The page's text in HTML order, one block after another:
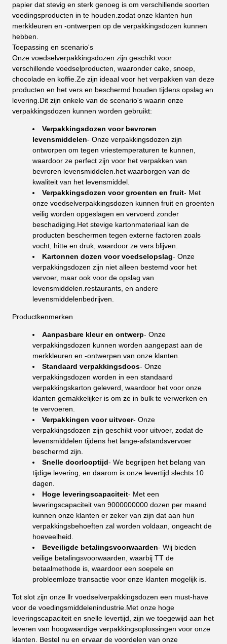
papier dat stevig en sterk genoeg is om verschillende soorten
voedingsproducten in te houden.zodat onze klanten hun
merkkleuren en -ontwerpen op de verpakkingsdozen kunnen
hebben.
Toepassing en scenario's
Onze voedselverpakkingsdozen zijn geschikt voor
verschillende voedselproducten, waaronder cake, snoep,
chocolade en koffie.Ze zijn ideaal voor het verpakken van deze
producten en het vers en beschermd houden tijdens opslag en
levering.Dit zijn enkele van de scenario's waarin onze
verpakkingsdozen kunnen worden gebruikt:
Verpakkingsdozen voor bevroren
levensmiddelen- Onze verpakkingsdozen zijn
ontworpen om tegen vriestemperaturen te kunnen,
waardoor ze perfect zijn voor het verpakken van
bevroren levensmiddelen.het waarborgen van de
kwaliteit van het levensmiddel.
Verpakkingsdozen voor groenten en fruit- Met
onze voedselverpakkingsdozen kunnen fruit en groenten
veilig worden opgeslagen en vervoerd zonder
beschadiging.Het stevige kartonmateriaal kan de
producten beschermen tegen externe factoren zoals
vocht, hitte en druk, waardoor ze vers blijven.
Kartonnen dozen voor voedselopslag- Onze
verpakkingsdozen zijn niet alleen bestemd voor het
vervoer, maar ook voor de opslag van
levensmiddelen.restaurants, en andere
levensmiddelenbedrijven.
Productkenmerken
Aanpasbare kleur en ontwerp- Onze
verpakkingsdozen kunnen worden aangepast aan de
merkkleuren en -ontwerpen van onze klanten.
Standaard verpakkingsdoos- Onze
verpakkingsdozen worden in een standaard
verpakkingskarton geleverd, waardoor het voor onze
klanten gemakkelijker is om ze in bulk te verwerken en
te vervoeren.
Verpakkingen voor uitvoer- Onze
verpakkingsdozen zijn geschikt voor uitvoer, zodat de
levensmiddelen tijdens het lange-afstandsvervoer
beschermd zijn.
Snelle doorlooptijd- We begrijpen het belang van
tijdige levering, en daarom is onze levertijd slechts 10
dagen.
Hoge leveringscapaciteit- Met een
leveringscapaciteit van 9000000000 dozen per maand
kunnen onze klanten er zeker van zijn dat aan hun
verpakkingsbehoeften zal worden voldaan, ongeacht de
hoeveelheid.
Beveiligde betalingsvoorwaarden- Wij bieden
veilige betalingsvoorwaarden, waarbij TT de
betaalmethode is, waardoor een soepele en
probleemloze transactie voor onze klanten mogelijk is.
Tot slot zijn onze llr voedselverpakkingsdozen een must-have
voor de voedingsmiddelenindustrie.Met onze hoge
leveringscapaciteit en snelle levertijd, zijn we toegewijd aan het
leveren van hoogwaardige verpakkingsoplossingen voor onze
klanten. Bestel nu en ervaar de voordelen van onze